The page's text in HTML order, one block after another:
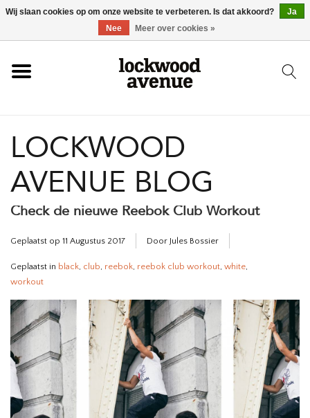
HOME
NIEUW
SCHOENEN
KLEDING
HOMEWARE
SALE
MERKEN
LOCKWOOD
AVENUE BLOG
Check de nieuwe Reebok Club Workout
Geplaatst op 11 Augustus 2017 Door Jules Bossier
Geplaatst in black, club, reebok, reebok club workout, white,
workout
Wij slaan cookies op om onze website te verbeteren. Is dat akkoord?
Ja
Nee
Meer over cookies »